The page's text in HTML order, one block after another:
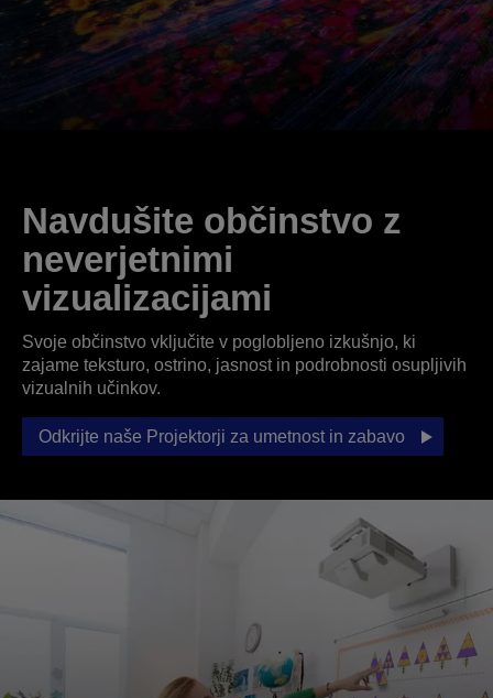
Navdušite občinstvo z
neverjetnimi
vizualizacijami
Svoje občinstvo vključite v poglobljeno izkušnjo, ki
zajame teksturo, ostrino, jasnost in podrobnosti osupljivih
vizualnih učinkov.
Odkrijte naše Projektorji za umetnost in zabavo